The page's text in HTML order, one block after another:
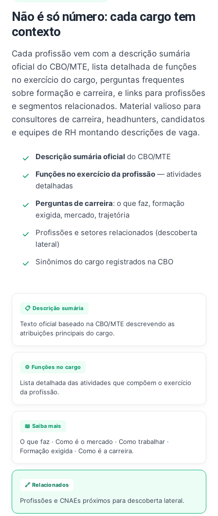
Não é só número: cada cargo tem
contexto
Cada profissão vem com a descrição sumária
oficial do CBO/MTE, lista detalhada de funções
no exercício do cargo, perguntas frequentes
sobre formação e carreira, e links para profissões
e segmentos relacionados. Material valioso para
consultores de carreira, headhunters, candidatos
e equipes de RH montando descrições de vaga.
Descrição sumária oficial do CBO/MTE
Funções no exercício da profissão — atividades
detalhadas
Perguntas de carreira: o que faz, formação
exigida, mercado, trajetória
Profissões e setores relacionados (descoberta
lateral)
Sinônimos do cargo registrados na CBO
📋 Descrição sumária
Texto oficial baseado na CBO/MTE descrevendo as
atribuições principais do cargo.
⚙️ Funções no cargo
Lista detalhada das atividades que compõem o exercício
da profissão.
📖 Saiba mais
O que faz · Como é o mercado · Como trabalhar ·
Formação exigida · Como é a carreira.
🔗 Relacionados
Profissões e CNAEs próximos para descoberta lateral.